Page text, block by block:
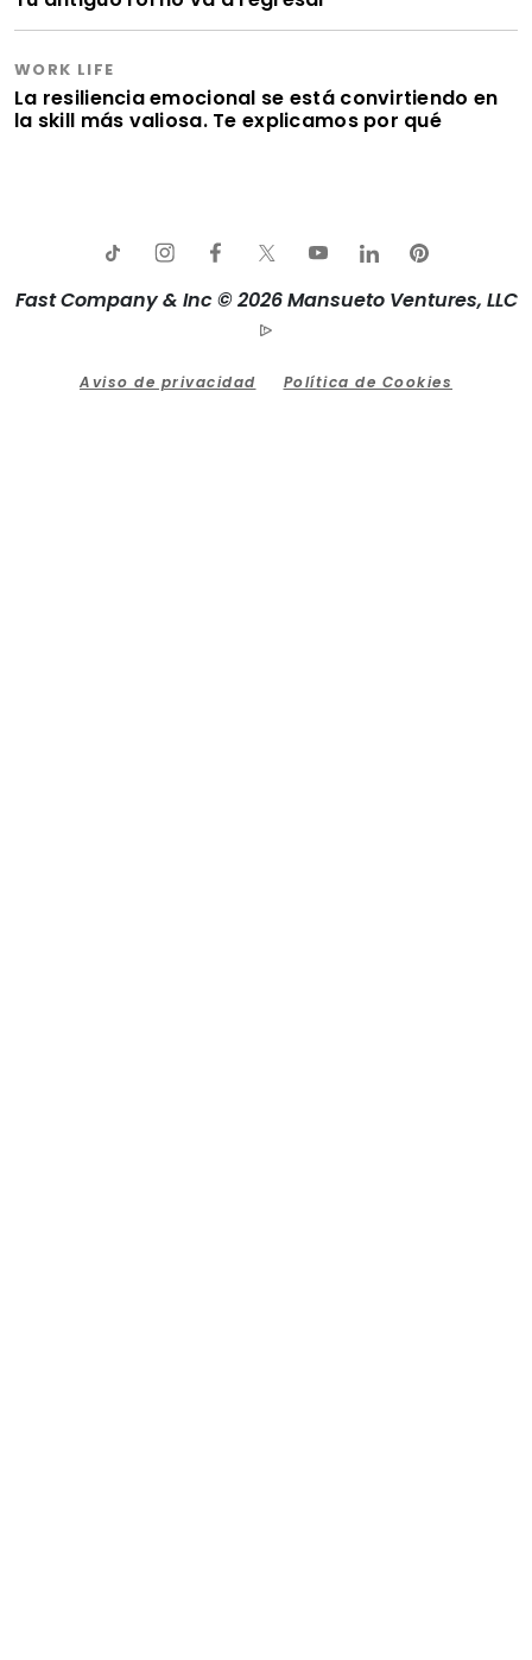
WORK LIFE
La resiliencia emocional se está convirtiendo en
la skill más valiosa. Te explicamos por qué
Fast Company & Inc © 2026 Mansueto Ventures, LLC
Aviso de privacidad Política de Cookies